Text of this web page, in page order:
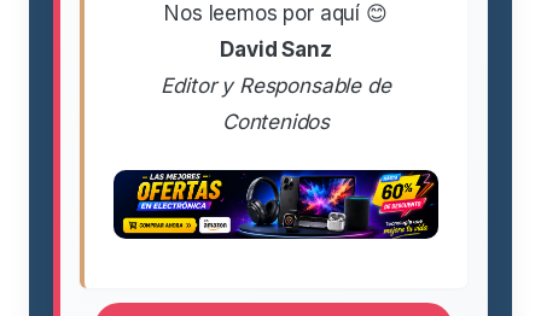
Nos leemos por aquí 😊
David Sanz
Editor y Responsable de
Contenidos